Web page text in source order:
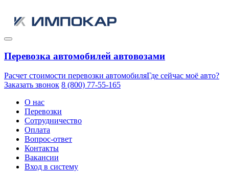
Перевозка автомобилей автовозами
Расчет стоимости перевозки автомобиляГде сейчас моё авто?
Заказать звонок 8 (800) 77-55-165
О нас
Перевозки
Сотрудничество
Оплата
Вопрос-ответ
Контакты
Вакансии
Вход в систему